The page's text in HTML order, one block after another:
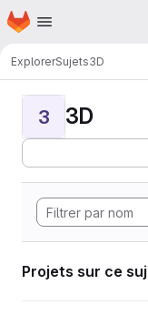
Passer au contenu principal
Page d'accueil
ExplorerSujets3D
3 3D
Projets sur ce